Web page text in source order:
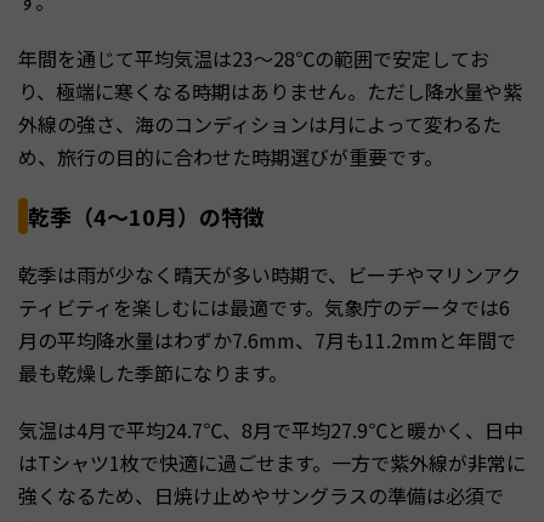
年間を通じて平均気温は23〜28℃の範囲で安定してお
り、極端に寒くなる時期はありません。ただし降水量や紫
外線の強さ、海のコンディションは月によって変わるた
め、旅行の目的に合わせた時期選びが重要です。
乾季（4〜10月）の特徴
乾季は雨が少なく晴天が多い時期で、ビーチやマリンアク
ティビティを楽しむには最適です。気象庁のデータでは6
月の平均降水量はわずか7.6mm、7月も11.2mmと年間で
最も乾燥した季節になります。
気温は4月で平均24.7℃、8月で平均27.9℃と暖かく、日中
はTシャツ1枚で快適に過ごせます。一方で紫外線が非常に
強くなるため、日焼け止めやサングラスの準備は必須で